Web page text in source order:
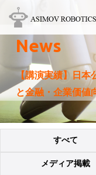
News
【講演実績】日
と金融・企業価値
すべて
メディア掲載